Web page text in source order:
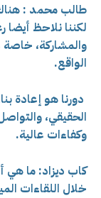
طالب محمد : هناك
لكننا نلاحظ أيضا
والمشاركة،
الواقع.
دورنا هو إعادة
الحقيقي،
وكفاءات عالية.
كاب ديزاد: ما هي
خلال اللقاءات